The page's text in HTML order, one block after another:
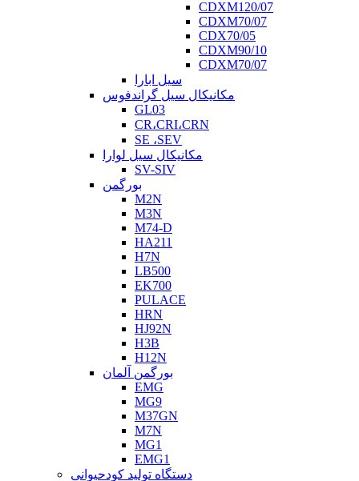
CDXM120/07
CDXM70/07
CDX70/05
CDXM90/10
CDXM70/07
سیل ابارا
مکانیکال سیل گراندفوس
GL03
CR،CRI،CRN
SE ،SEV
مکانیکال سیل لوارا
SV-SIV
بورگمن
M2N
M3N
M74-D
HA211
H7N
LB500
EK700
PULACE
HRN
HJ92N
H3B
H12N
بورگمن آلمان
EMG
MG9
M37GN
M7N
MG1
EMG1
دستگاه تولید کودحیوانی